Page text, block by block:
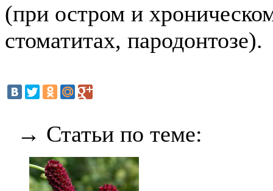
(при остром и
стоматитах, пародонтозе).
→ Статьи по теме: